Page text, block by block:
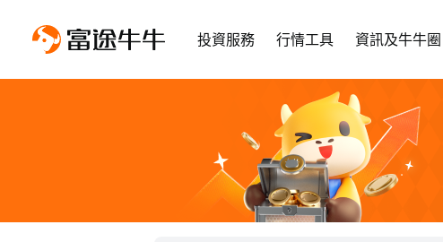
投資服務 行情工具 資訊及牛牛圈